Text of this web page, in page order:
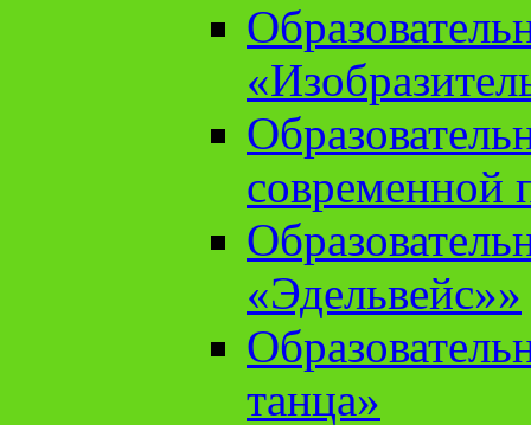
современной
«Эдельвейс»»
танца»